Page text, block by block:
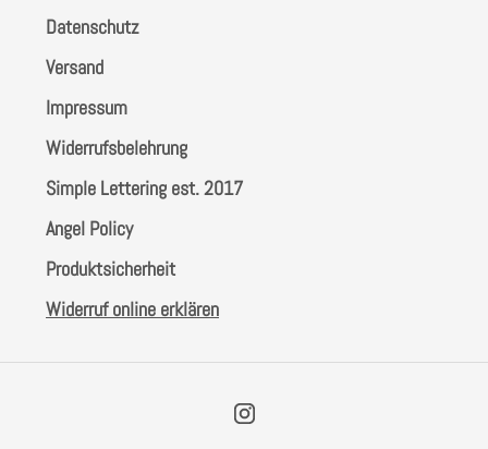
Farben
Zubehör
Frühling/Ostern
Maritim/Sommer
Herbst
Weihnachten
Datenschutz
Versand
Impressum
Widerrufsbelehrung
Simple Lettering est. 2017
Angel Policy
Produktsicherheit
Widerruf online erklären